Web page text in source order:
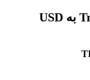
نمودار قیمت لحظه‌ای Triton به USD